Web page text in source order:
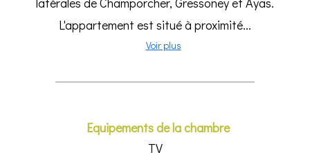
L'appartement est situé à proximité...
Voir plus
Equipements de la chambre
TV